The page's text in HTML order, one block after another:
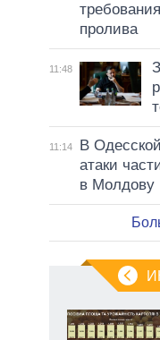
пролива
11:48
11:14
В
атаки
в Молдову